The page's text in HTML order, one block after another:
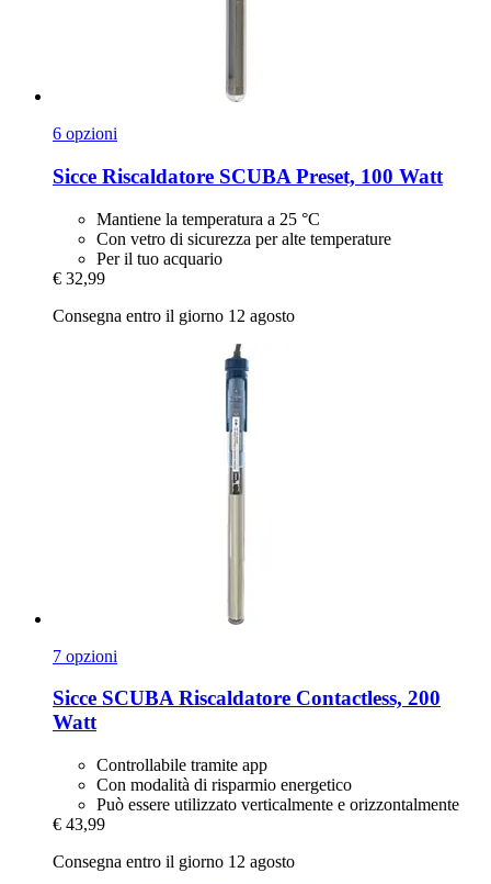
6 opzioni
Sicce Riscaldatore SCUBA Preset, 100 Watt
Mantiene la temperatura a 25 °C
Con vetro di sicurezza per alte temperature
Per il tuo acquario
€ 32,99
Consegna entro il giorno 12 agosto
7 opzioni
Sicce SCUBA Riscaldatore Contactless, 200
Watt
Controllabile tramite app
Con modalità di risparmio energetico
Può essere utilizzato verticalmente e orizzontalmente
€ 43,99
Consegna entro il giorno 12 agosto